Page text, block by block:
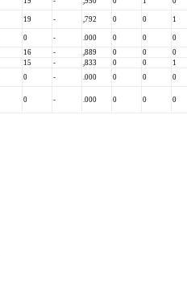
19 - ,792 0 0
1
0 - .000 0 0
0
16 - ,889 0 0
0
15 - ,833 0 0
1
0 - .000 0 0
0
0 - .000 0 0 0